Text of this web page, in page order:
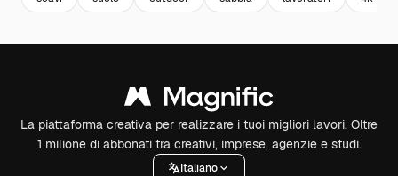
La piattaforma creativa per realizzare i tuoi migliori lavori. Oltre
1 milione di abbonati tra creativi, imprese, agenzie e studi.
Italiano